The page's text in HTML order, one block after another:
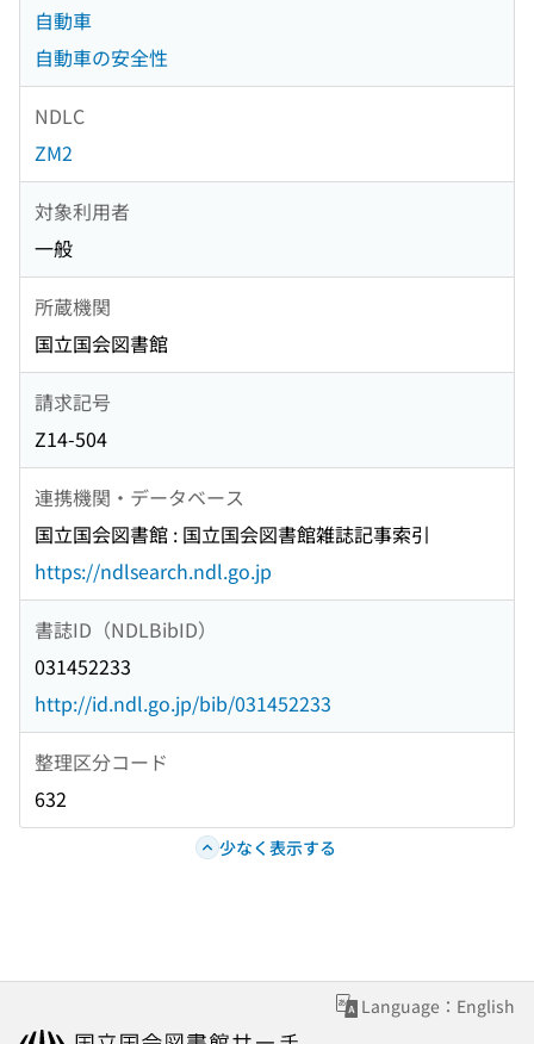
自動車
自動車の安全性
NDLC
ZM2
対象利用者
一般
所蔵機関
国立国会図書館
請求記号
Z14-504
連携機関・データベース
国立国会図書館 : 国立国会図書館雑誌記事索引
https://ndlsearch.ndl.go.jp
書誌ID（NDLBibID）
031452233
http://id.ndl.go.jp/bib/031452233
整理区分コード
632
少なく表示する
Language：English